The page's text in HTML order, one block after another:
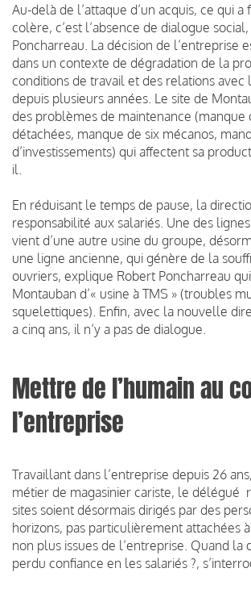
Au-delà de l’attaque d’un acquis, ce qui
colère, c’est l’absence de dialogue
Poncharreau. La décision de l’entreprise
dans un contexte de dégradation de la
conditions de travail et des relations avec
depuis plusieurs années. Le site de
des problèmes de maintenance (manque
détachées, manque de six mécanos,
d’investissements) qui affectent sa
il.
En réduisant le temps de pause, la
responsabilité aux salariés. Une des
vient d’une autre usine du groupe,
une ligne ancienne, qui génère de la
ouvriers, explique Robert Poncharreau
Montauban d’« usine à TMS » (troubles
squelettiques). Enfin, avec la nouvelle
a cinq ans, il n’y a pas de dialogue.
Mettre de l’humain au
l’entreprise
Travaillant dans l’entreprise depuis 26
métier de magasinier cariste, le délégué
sites soient désormais dirigés par des
horizons, pas particulièrement attachées
non plus issues de l’entreprise. Quand la
perdu confiance en les salariés ?,